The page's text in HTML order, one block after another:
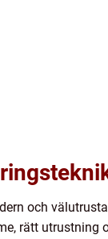
och
rätt utrustning